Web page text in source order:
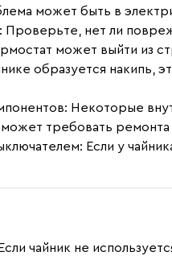
может быть в
Проверьте, нет ли
может выйти из
образуется накипь,
Некоторые
требовать ремонта
Если у
чайник не